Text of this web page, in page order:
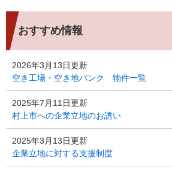
おすすめ情報
2026年3月13日更新
空き工場・空き地バンク 物件一覧
2025年7月11日更新
村上市への企業立地のお誘い
2025年3月13日更新
企業立地に対する支援制度